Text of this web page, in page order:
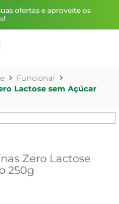
ofertas e aproveite os
Funcional
Lactose sem Açúcar
Zero Lactose
250g